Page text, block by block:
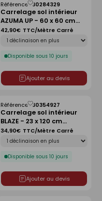
Carrelage sol intérieur
AZUMA UP - 60 x 60 cm
ép.10 mm - sable
Référence :30284329
Disponible sous 10 jours
42,90€ TTC/Mètre Carré
Ajouter au devis
Enregistrer
comme
liste
Carrelage sol intérieur
BLAZE - 23 x 120 cm
ép.9,7mm - natural
Référence :30354927
Disponible sous 10 jours
34,90€ TTC/Mètre Carré
Ajouter au devis
Enregistrer
comme
liste